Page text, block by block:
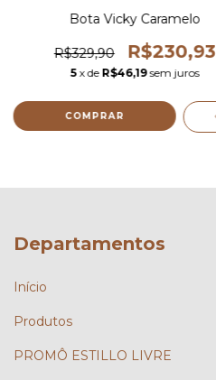
Bota Vicky Caramelo
R$329,90 R$230,93
5 x de R$46,19 sem juros
COMPRAR
Departamentos
Início
Produtos
PROMÔ ESTILLO LIVRE